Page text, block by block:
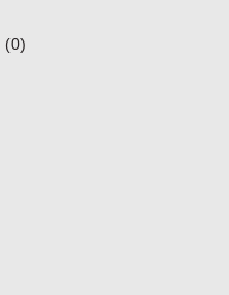
(0)